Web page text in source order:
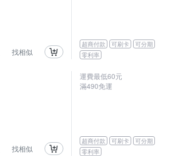
找相似
超商付款 可刷卡
可分期
零利率
找相似
運費最低60元
滿490免運
超商付款 可刷卡
可分期
零利率